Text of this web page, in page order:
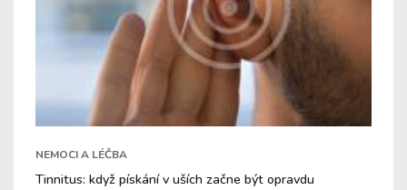
NEMOCI A LÉČBA
Tinnitus: když pískání v uších začne být opravdu